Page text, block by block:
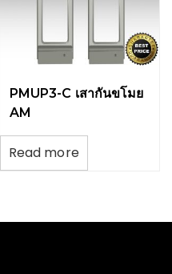
PMUP3-C เสากันขโมย
AM
Read more